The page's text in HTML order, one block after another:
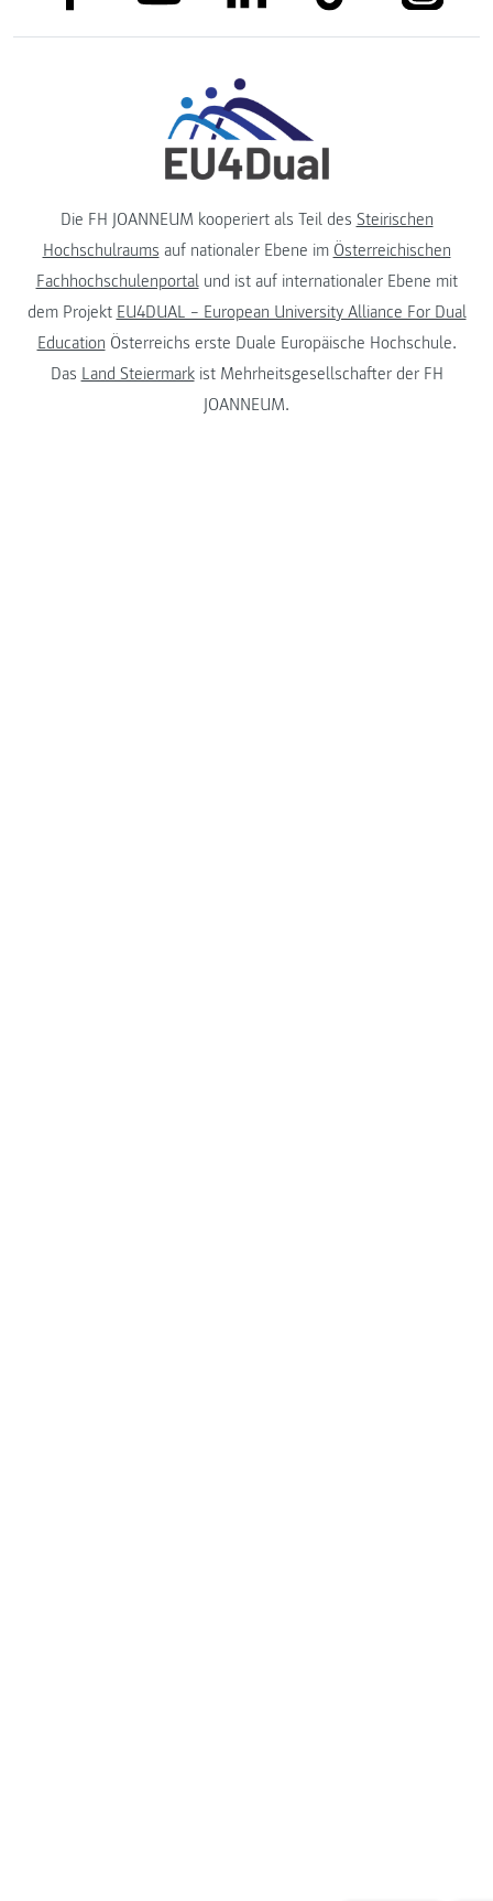
Die FH JOANNEUM kooperiert als Teil des Steirischen
Hochschulraums auf nationaler Ebene im Österreichischen
Fachhochschulenportalund ist auf internationaler Ebene mit
dem Projekt EU4DUAL – European University Alliance For Dual
Education Österreichs erste Duale Europäische Hochschule.
Das Land Steiermarkist Mehrheitsgesellschafter der FH
JOANNEUM.